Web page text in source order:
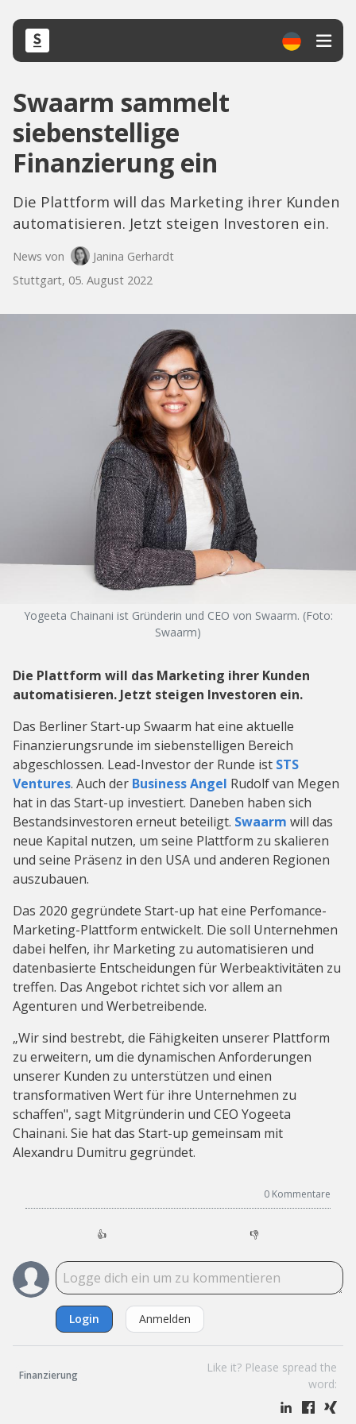
Swaarm sammelt
siebenstellige
Finanzierung ein
Die Plattform will das Marketing ihrer Kunden
automatisieren. Jetzt steigen Investoren ein.
News von
Janina Gerhardt
Stuttgart, 05. August 2022
Yogeeta Chainani ist Gründerin und CEO von Swaarm. (Foto:
Swaarm)
Die Plattform will das Marketing ihrer Kunden
automatisieren. Jetzt steigen Investoren ein.
Das Berliner Start-up Swaarm hat eine aktuelle
Finanzierungsrunde im siebenstelligen Bereich
abgeschlossen. Lead-Investor der Runde ist STS
Ventures. Auch der Business Angel Rudolf van Megen
hat in das Start-up investiert. Daneben haben sich
Bestandsinvestoren erneut beteiligt. Swaarm will das
neue Kapital nutzen, um seine Plattform zu skalieren
und seine Präsenz in den USA und anderen Regionen
auszubauen.
Das 2020 gegründete Start-up hat eine Perfomance-
Marketing-Plattform entwickelt. Die soll Unternehmen
dabei helfen, ihr Marketing zu automatisieren und
datenbasierte Entscheidungen für Werbeaktivitäten zu
treffen. Das Angebot richtet sich vor allem an
Agenturen und Werbetreibende.
„Wir sind bestrebt, die Fähigkeiten unserer Plattform
zu erweitern, um die dynamischen Anforderungen
unserer Kunden zu unterstützen und einen
transformativen Wert für ihre Unternehmen zu
schaffen", sagt Mitgründerin und CEO Yogeeta
Chainani. Sie hat das Start-up gemeinsam mit
Alexandru Dumitru gegründet.
0 Kommentare
👍 👎
Login Anmelden
Finanzierung
Like it? Please spread the
word: